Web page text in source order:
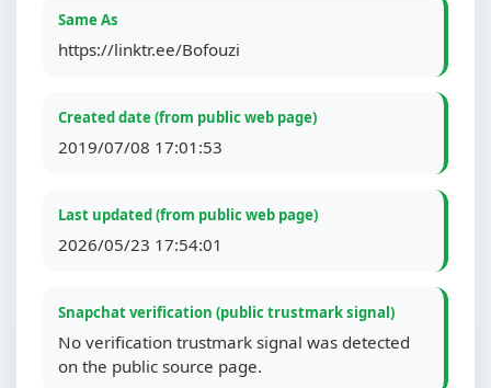
Same As
https://linktr.ee/Bofouzi
Created date (from public web page)
2019/07/08 17:01:53
Last updated (from public web page)
2026/05/23 17:54:01
Snapchat verification (public trustmark signal)
No verification trustmark signal was detected
on the public source page.